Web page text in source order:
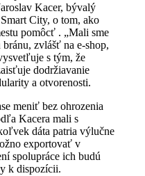
Kacer, bývalý
City, o tom, ako
pomôcť . „Mali sme
zvlášť na e-shop,
s tým, že
dodržiavanie
a otvorenosti.
meniť bez ohrozenia
Kacera mali s
dáta patria výlučne
exportovať v
spolupráce ich budú
k dispozícii.